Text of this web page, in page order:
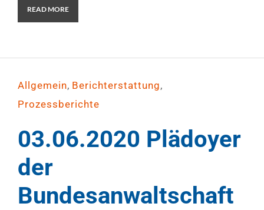
READ MORE
Allgemein, Berichterstattung,
Prozessberichte
03.06.2020 Plädoyer
der
Bundesanwaltschaft